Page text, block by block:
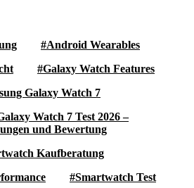
Android Wearables
Galaxy Watch Features
Galaxy Watch 7
Watch 7 Test 2026 –
und Bewertung
Kaufberatung
Smartwatch Test